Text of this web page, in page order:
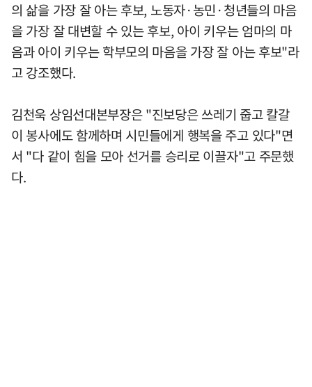
의 삶을 가장 잘 아는 후보, 노동자·농민·청년들의 마음
을 가장 잘 대변할 수 있는 후보, 아이 키우는 엄마의 마
음과 아이 키우는 학부모의 마음을 가장 잘 아는 후보"라
고 강조했다.
김천욱 상임선대본부장은 "진보당은 쓰레기 줍고 칼갈
이 봉사에도 함께하며 시민들에게 행복을 주고 있다"면
서 "다 같이 힘을 모아 선거를 승리로 이끌자"고 주문했
다.